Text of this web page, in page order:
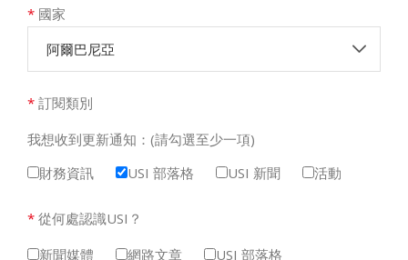
* 國家
阿爾巴尼亞
* 訂閱類別
我想收到更新通知：(請勾選至少一項)
財務資訊
USI 部落格 USI 新聞 活動
* 從何處認識USI？
新聞媒體
網路文章 USI 部落格